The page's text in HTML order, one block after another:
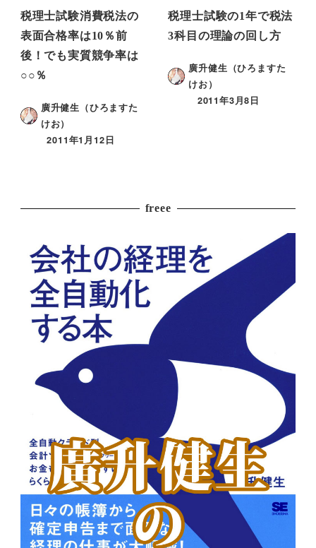
税理士試験消費税法の
表面合格率は10％前
後！でも実質競争率は
○○％
廣升健生（ひろますた
けお）
2011年1月12日
税理士試験の1年で税法
3科目の理論の回し方
廣升健生（ひろますた
けお）
2011年3月8日
freee